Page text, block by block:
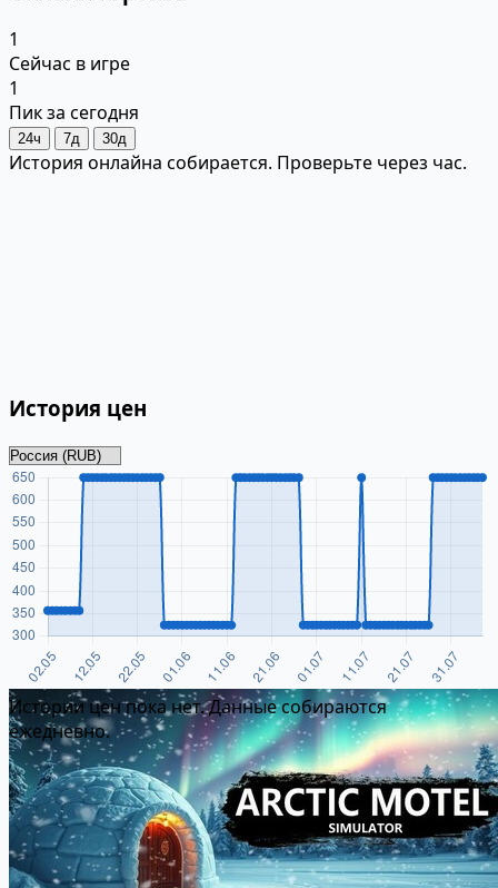
1
Сейчас в игре
1
Пик за сегодня
24ч 7д 30д
История онлайна собирается. Проверьте через час.
История цен
Истории цен пока нет. Данные собираются
ежедневно.